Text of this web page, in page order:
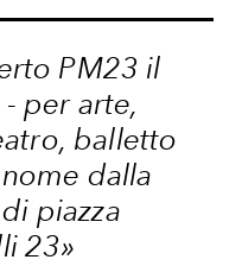
PM23 il
per arte,
balletto
dalla
piazza
23»